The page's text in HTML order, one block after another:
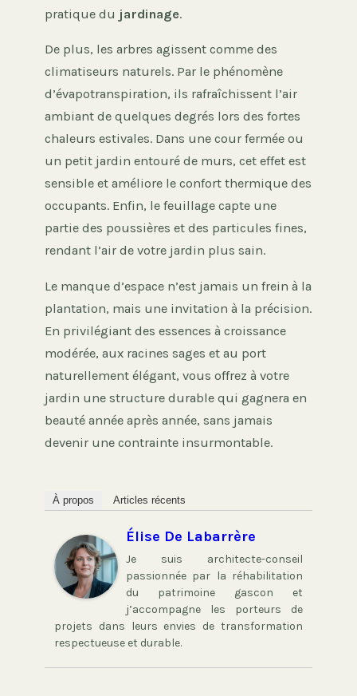
pratique du jardinage.
De plus, les arbres agissent comme des
climatiseurs naturels. Par le phénomène
d’évapotranspiration, ils rafraîchissent l’air
ambiant de quelques degrés lors des fortes
chaleurs estivales. Dans une cour fermée ou
un petit jardin entouré de murs, cet effet est
sensible et améliore le confort thermique des
occupants. Enfin, le feuillage capte une
partie des poussières et des particules fines,
rendant l’air de votre jardin plus sain.
Le manque d’espace n’est jamais un frein à la
plantation, mais une invitation à la précision.
En privilégiant des essences à croissance
modérée, aux racines sages et au port
naturellement élégant, vous offrez à votre
jardin une structure durable qui gagnera en
beauté année après année, sans jamais
devenir une contrainte insurmontable.
À propos Articles récents
Élise De Labarrère
Je suis architecte-conseil
passionnée par la réhabilitation
du patrimoine gascon et
j’accompagne les porteurs de
projets dans leurs envies de transformation
respectueuse et durable.